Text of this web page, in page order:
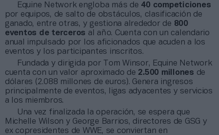
Equine Network engloba más de 40 competiciones
por equipos, de salto de obstáculos, clasificación de
ganado, entre otras, y gestiona alrededor de 800
eventos de terceros al año. Cuenta con un calendario
anual impulsado por los aficionados que acuden a los
eventos y los participantes inscritos.
Fundada y dirigida por Tom Winsor, Equine Network
cuenta con un valor aproximado de 2.500 millones de
dólares (2.088 millones de euros). Genera ingresos
principalmente de eventos, ligas adyacentes y servicios
a los miembros.
Una vez finalizada la operación, se espera que
Michelle Wilson y George Barrios, directores de GSG y
ex copresidentes de WWE, se conviertan en